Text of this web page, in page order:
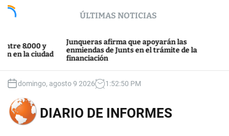
c
ÚLTIMAS NOTICIAS
y
Junqueras afirma que apoyarán las
enmiendas de Junts en el trámite de la
financiación
domingo, agosto 9 2026 1 :52:50 PM
DIARIO DE INFORMES